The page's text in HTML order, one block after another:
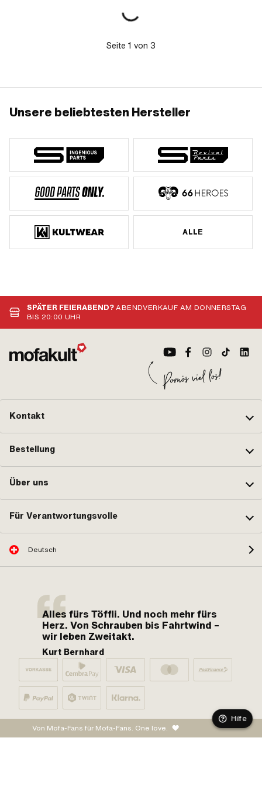
Seite 1 von 3
Unsere beliebtesten Hersteller
ALLE
SPÄTER FEIERABEND?ABENDVERKAUF AM DONNERSTAG
BIS 20:00 UHR
Kontakt
Bestellung
Über uns
Für Verantwortungsvolle
Deutsch
Alles fürs Töffli. Und noch mehr fürs
Herz. Von Schrauben bis Fahrtwind –
wir leben Zweitakt.
Kurt Bernhard
Von Mofa-Fans für Mofa-Fans. One love.
Hilfe